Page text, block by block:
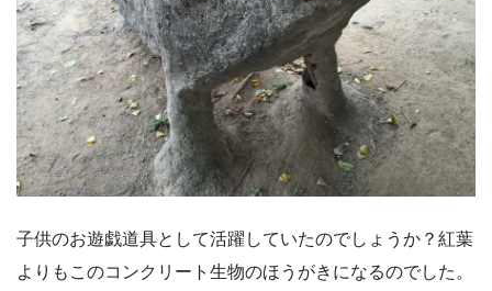
子供のお遊戯道具として活躍していたのでしょうか？紅葉
よりもこのコンクリート生物のほうがきになるのでした。